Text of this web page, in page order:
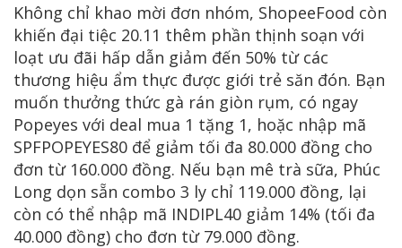
Không chỉ khao mời đơn nhóm, ShopeeFood còn
khiến đại tiệc 20.11 thêm phần thịnh soạn với
loạt ưu đãi hấp dẫn giảm đến 50% từ các
thương hiệu ẩm thực được giới trẻ săn đón. Bạn
muốn thưởng thức gà rán giòn rụm, có ngay
Popeyes với deal mua 1 tặng 1, hoặc nhập mã
SPFPOPEYES80 để giảm tối đa 80.000 đồng cho
đơn từ 160.000 đồng. Nếu bạn mê trà sữa, Phúc
Long dọn sẵn combo 3 ly chỉ 119.000 đồng, lại
còn có thể nhập mã INDIPL40 giảm 14% (tối đa
40.000 đồng) cho đơn từ 79.000 đồng.